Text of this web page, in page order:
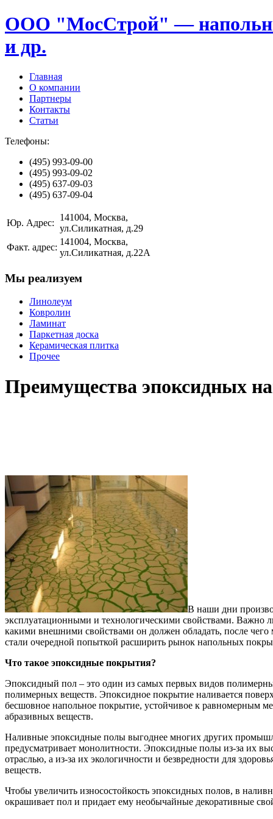
ООО "МосСтрой" —
и др.
Главная
О компании
Партнеры
Контакты
Статьи
Телефоны:
(495) 993-09-00
(495) 993-09-02
(495) 637-09-03
(495) 637-09-04
Юр. Адрес:
141004, Москва,
ул.Силикатная, д.29
Факт. адрес:
141004, Москва,
ул.Силикатная, д.22А
Мы реализуем
Линолеум
Ковролин
Ламинат
Паркетная доска
Керамическая плитка
Прочее
Преимущества эпоксидных
В наши дни
эксплуатационными и технологическими свойствами. Важно
какими внешними свойствами он должен обладать, после
стали очередной попыткой расширить рынок напольных
Что такое эпоксидные покрытия?
Эпоксидный пол – это один из самых первых видов
полимерных веществ. Эпоксидное покрытие наливается
бесшовное напольное покрытие, устойчивое к равномерным
абразивных веществ.
Наливные эпоксидные полы выгоднее многих других
предусматривает монолитности. Эпоксидные полы из-за их
отраслью, а из-за их экологичности и безвредности для
веществ.
Чтобы увеличить износостойкость эпоксидных полов, в
окрашивает пол и придает ему необычайные декоративные